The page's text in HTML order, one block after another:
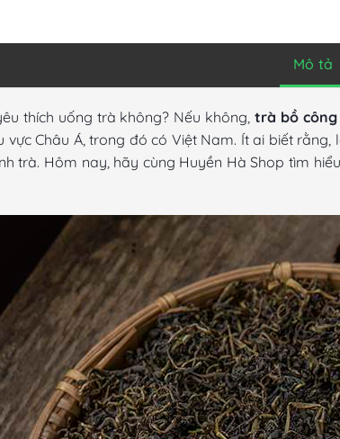
Mô tả
thích uống trà không? Nếu không,trà bồ công
Châu Á, trong đó có Việt Nam. Ít ai biết
trà. Hôm nay, hãy cùng Huyền Hà Shop tìm